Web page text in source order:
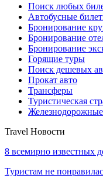
Поиск любых
Автобусные
Бронирование
Бронирование
Бронирование
Горящие туры
Поиск дешевых
Прокат авто
Трансферы
Туристическая
Travel Новости
8 всемирно известных
Туристам не